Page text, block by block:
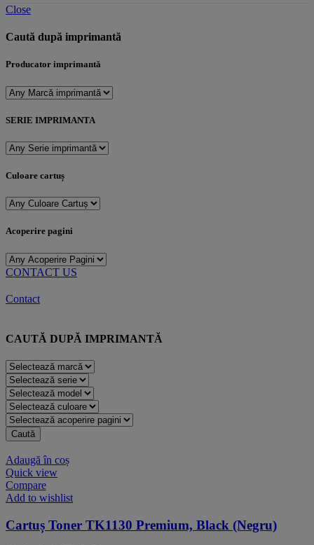
Close
Caută după imprimantă
Producator imprimantă
SERIE IMPRIMANTA
Culoare cartuș
Acoperire pagini
CONTACT US
Contact
CAUTĂ DUPĂ IMPRIMANTĂ
Caută
Adaugă în coș
Quick view
Compare
Add to wishlist
Cartuș Toner TK1130 Premium, Black (Negru)